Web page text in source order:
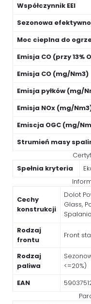
Współczynnik EEI
Sezonowa
Moc cieplna do
Emisja CO (przy 13%
Emisja CO (mg/Nm3)
Emisja pyłków (mg/
Emisja NOx (mg/
Emiscja OGC (mg/
Strumień masy
Spełnia kryteria
Cechy
konstrukcji
Dolot
Glass,
Spalania
Rodzaj
frontu
Front
Rodzaj
paliwa
<=20%)
EAN